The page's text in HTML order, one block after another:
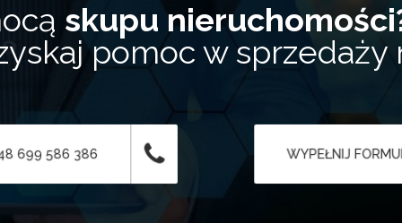
skupu
pomoc w sprzedaży
699 586 386 WYPEŁNIJ